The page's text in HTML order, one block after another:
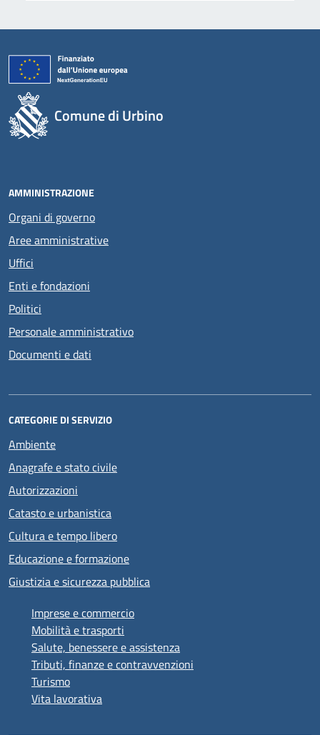
Comune di Urbino
AMMINISTRAZIONE
Organi di governo
Aree amministrative
Uffici
Enti e fondazioni
Politici
Personale amministrativo
Documenti e dati
CATEGORIE DI SERVIZIO
Ambiente
Anagrafe e stato civile
Autorizzazioni
Catasto e urbanistica
Cultura e tempo libero
Educazione e formazione
Giustizia e sicurezza pubblica
Imprese e commercio
Mobilità e trasporti
Salute, benessere e assistenza
Tributi, finanze e contravvenzioni
Turismo
Vita lavorativa